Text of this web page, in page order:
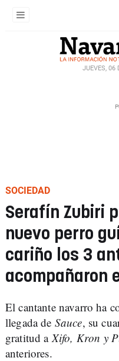
JUEVES, 06
SOCIEDAD
Serafín Zubiri
nuevo perro
cariño los 3
acompañaron
El cantante navarro ha
llegada de Sauce, su
gratitud aXifo, Kron y
anteriores.